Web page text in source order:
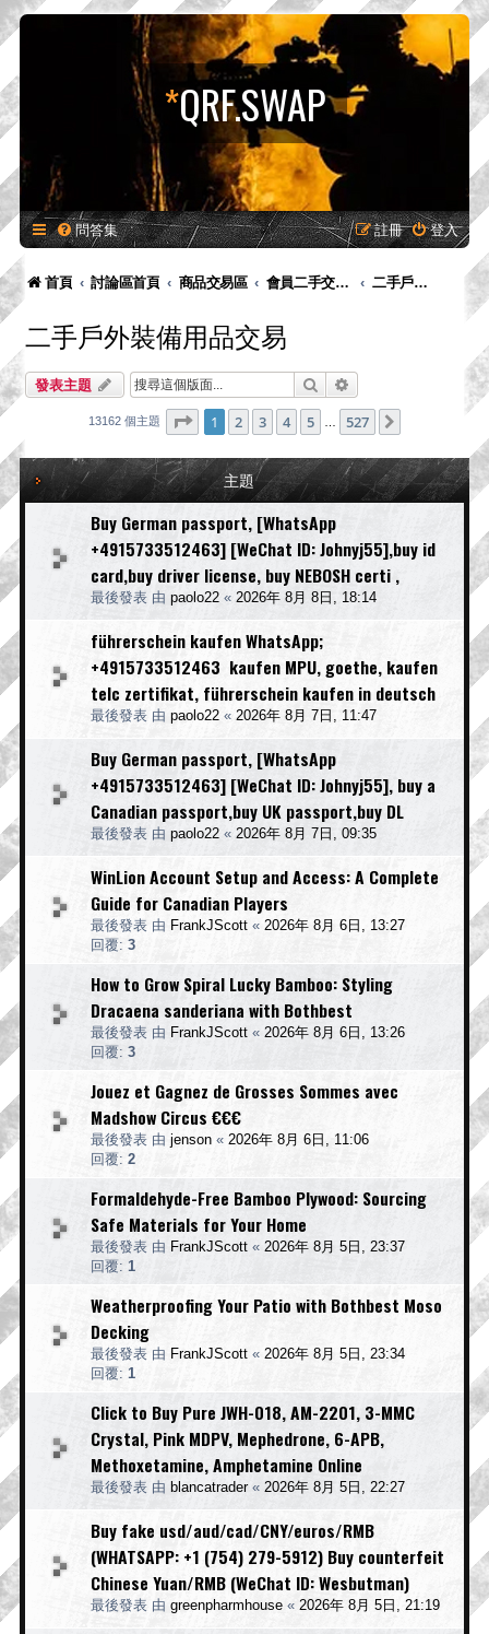
*QRF.SWAP
問答集 登入
註冊
首頁 討論區首頁 商品交易區 會員二手交易區 二手戶外裝備用品交易
二手戶外裝備用品交易
發表主題 搜尋
13162 個主題 1 頁 (共527頁)
1 2 3 4 5 527
主題
Buy German passport, [WhatsApp
+4915733512463] [WeChat ID: Johnyj55],buy id
card,buy driver license, buy NEBOSH certi ,
最後發表 由 paolo22 « 2026年 8月 8日, 18:14
führerschein kaufen WhatsApp;
+4915733512463 kaufen MPU, goethe, kaufen
telc zertifikat, führerschein kaufen in deutsch
最後發表 由 paolo22 « 2026年 8月 7日, 11:47
Buy German passport, [WhatsApp
+4915733512463] [WeChat ID: Johnyj55], buy a
Canadian passport,buy UK passport,buy DL
最後發表 由 paolo22 « 2026年 8月 7日, 09:35
WinLion Account Setup and Access: A Complete
Guide for Canadian Players
最後發表 由 FrankJScott « 2026年 8月 6日, 13:27
回覆: 3
How to Grow Spiral Lucky Bamboo: Styling
Dracaena sanderiana with Bothbest
最後發表 由 FrankJScott « 2026年 8月 6日, 13:26
回覆: 3
Jouez et Gagnez de Grosses Sommes avec
Madshow Circus €€€
最後發表 由 jenson « 2026年 8月 6日, 11:06
回覆: 2
Formaldehyde-Free Bamboo Plywood: Sourcing
Safe Materials for Your Home
最後發表 由 FrankJScott « 2026年 8月 5日, 23:37
回覆: 1
Weatherproofing Your Patio with Bothbest Moso
Decking
最後發表 由 FrankJScott « 2026年 8月 5日, 23:34
回覆: 1
Click to Buy Pure JWH-018, AM-2201, 3-MMC
Crystal, Pink MDPV, Mephedrone, 6-APB,
Methoxetamine, Amphetamine Online
最後發表 由 blancatrader« 2026年 8月 5日, 22:27
Buy fake usd/aud/cad/CNY/euros/RMB
(WHATSAPP: +1 (754) 279-5912) Buy counterfeit
Chinese Yuan/RMB (WeChat ID: Wesbutman)
最後發表 由 greenpharmhouse « 2026年 8月 5日, 21:19